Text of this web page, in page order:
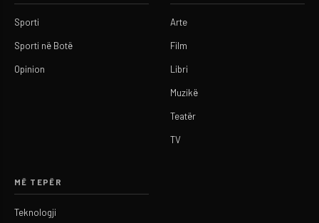
Sporti
Sporti në Botë
Opinion
Arte
Film
Libri
Muzikë
Teatër
TV
MË TEPËR
Teknologji